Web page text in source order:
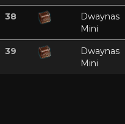
38
Dwaynas
Mini
39
Dwaynas
Mini